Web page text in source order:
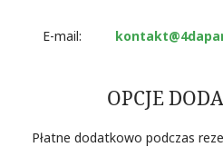
E-mail:
OPCJE
Płatne dodatkowo podczas